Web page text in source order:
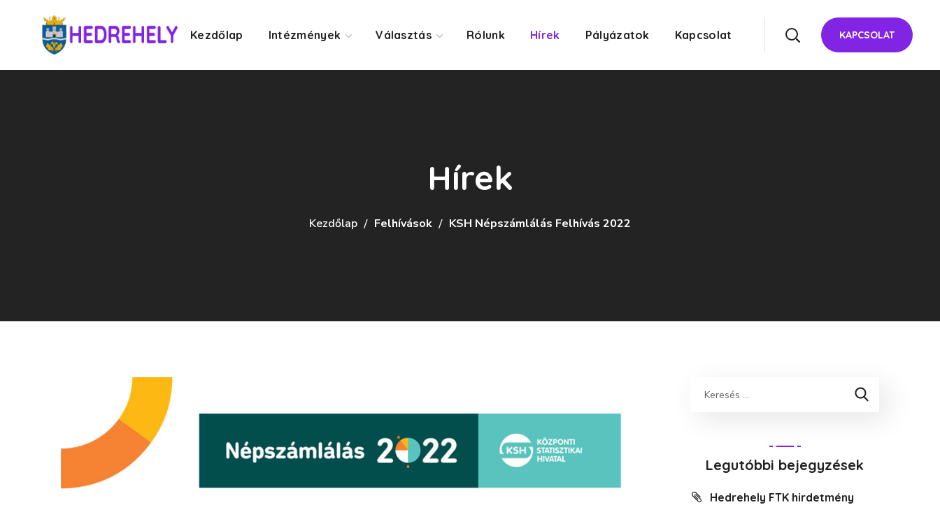
Kezdőlap Intézmények Választás Rólunk Hírek Pályázatok Kapcsolat KAPCSOLAT
Hírek
Kezdőlap Felhívások KSH Népszámlálás Felhívás 2022
Legutóbbi bejegyzések
Hedrehely FTK hirdetmény